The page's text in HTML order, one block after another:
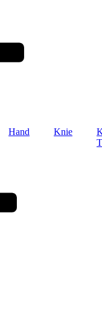
Hand Knie